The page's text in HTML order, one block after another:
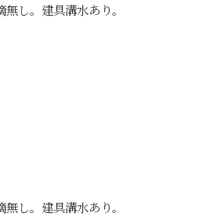
し。建具溝水あり。
し。建具溝水あり。